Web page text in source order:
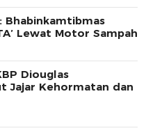
Bhabinkamtibmas
Lewat Motor Sampah
Diouglas
Jajar Kehormatan dan